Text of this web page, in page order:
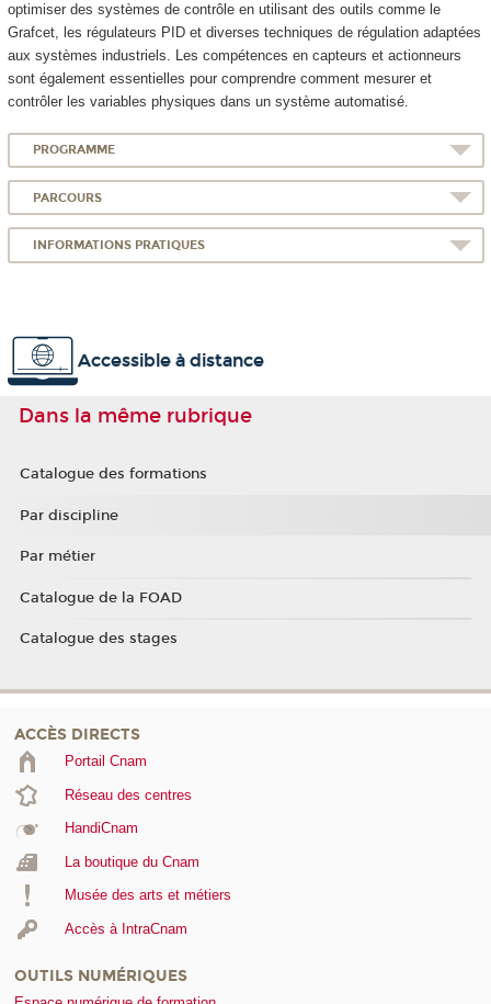
optimiser des systèmes de contrôle en utilisant des outils comme le
Grafcet, les régulateurs PID et diverses techniques de régulation adaptées
aux systèmes industriels. Les compétences en capteurs et actionneurs
sont également essentielles pour comprendre comment mesurer et
contrôler les variables physiques dans un système automatisé.
PROGRAMME
PARCOURS
INFORMATIONS PRATIQUES
Accessible à distance
Dans la même rubrique
Catalogue des formations
Par discipline
Par métier
Catalogue de la FOAD
Catalogue des stages
ACCÈS DIRECTS
Portail Cnam
Réseau des centres
HandiCnam
La boutique du Cnam
Musée des arts et métiers
Accès à IntraCnam
OUTILS NUMÉRIQUES